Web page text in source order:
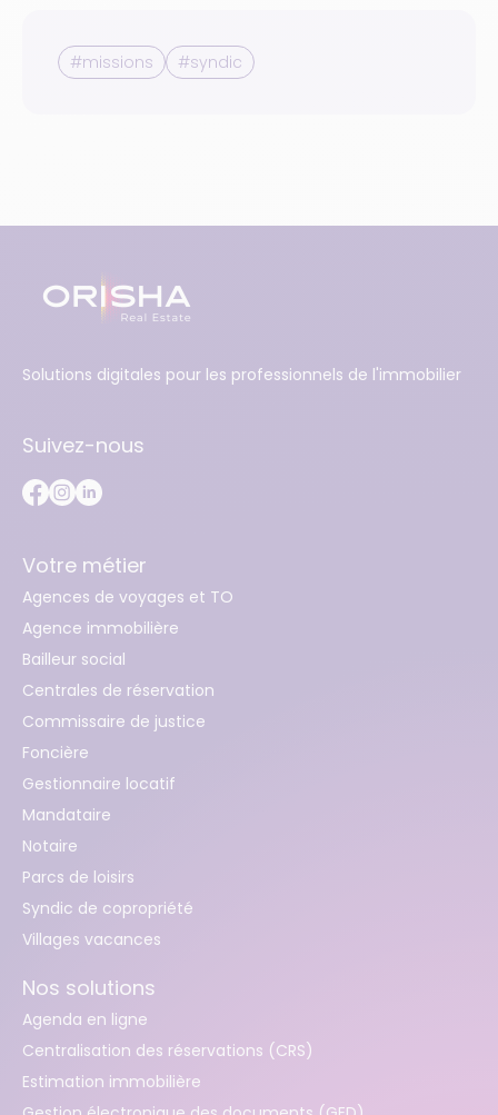
#missions #syndic
Solutions digitales pour les professionnels de l'immobilier
Suivez-nous
Votre métier
Agences de voyages et TO
Agence immobilière
Bailleur social
Centrales de réservation
Commissaire de justice
Foncière
Gestionnaire locatif
Mandataire
Notaire
Parcs de loisirs
Syndic de copropriété
Villages vacances
Nos solutions
Agenda en ligne
Centralisation des réservations (CRS)
Estimation immobilière